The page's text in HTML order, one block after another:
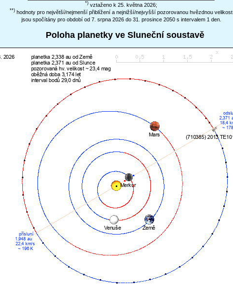
*) vztaženo k 25. května 2026;
**) hodnoty pro největší/nejmenší přiblížení a nejnižší/nejvyšší pozorovanou hvězdnou velikost
jsou spočítány pro období od 7. srpna 2026 do 31. prosince 2050 s intervalem 1 den.
Poloha planetky ve Sluneční soustavě